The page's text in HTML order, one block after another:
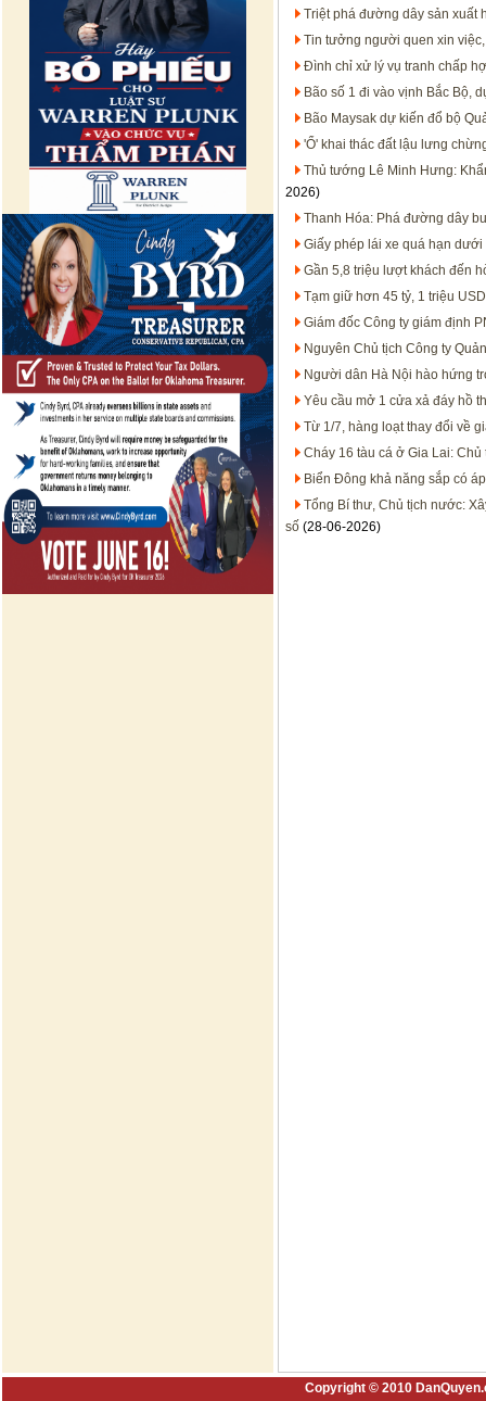
Triệt phá đường dây sản xuất
Tin tưởng người quen xin
Đình chỉ xử lý vụ tranh chấp
Bão số 1 đi vào vịnh Bắc Bộ,
Bão Maysak dự kiến đổ bộ
'Ổ' khai thác đất lậu lưng
Thủ tướng Lê Minh Hưng:
2026)
Thanh Hóa: Phá đường dây
Giấy phép lái xe quá hạn
Gần 5,8 triệu lượt khách đến
Tạm giữ hơn 45 tỷ, 1 triệu
Giám đốc Công ty giám định
Nguyên Chủ tịch Công ty
Người dân Hà Nội hào hứng
Yêu cầu mở 1 cửa xả đáy hồ
Từ 1/7, hàng loạt thay đổi về
Cháy 16 tàu cá ở Gia Lai:
Biển Đông khả năng sắp có
Tổng Bí thư, Chủ tịch nước:
số (28-06-2026)
Copyright © 2010